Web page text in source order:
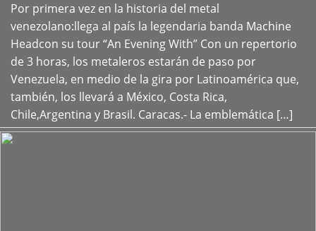
Por primera vez en la historia del metal
venezolano:llega al país la legendaria banda Machine
Headcon su tour “An Evening With” Con un repertorio
de 3 horas, los metaleros estarán de paso por
Venezuela, en medio de la gira por Latinoamérica que,
también, los llevará a México, Costa Rica,
Chile,Argentina y Brasil. Caracas.- La emblemática […]
+